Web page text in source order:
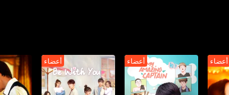
أعضاء أعضاء أعضاء